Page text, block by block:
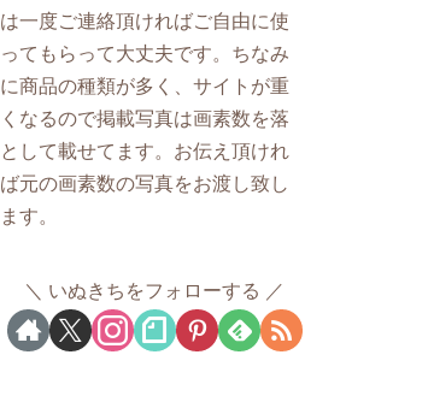
は一度ご連絡頂ければご自由に使
ってもらって大丈夫です。ちなみ
に商品の種類が多く、サイトが重
くなるので掲載写真は画素数を落
として載せてます。お伝え頂けれ
ば元の画素数の写真をお渡し致し
ます。
いぬきちをフォローする